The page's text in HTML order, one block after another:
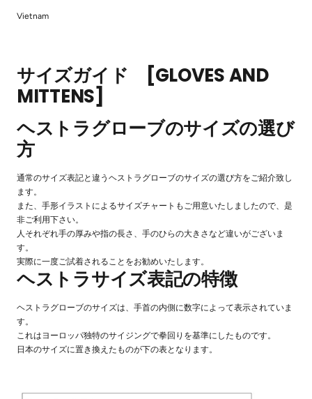
Vietnam
サイズガイド [GLOVES AND
MITTENS]
ヘストラグローブのサイズの選び
方
通常のサイズ表記と違うヘストラグローブのサイズの選び方をご紹介致し
ます。
また、手形イラストによるサイズチャートもご用意いたしましたので、是
非ご利用下さい。
人それぞれ手の厚みや指の長さ、手のひらの大きさなど違いがございま
す。
実際に一度ご試着されることをお勧めいたします。
ヘストラサイズ表記の特徴
ヘストラグローブのサイズは、手首の内側に数字によって表示されていま
す。
これはヨーロッパ独特のサイジングで拳回りを基準にしたものです。
日本のサイズに置き換えたものが下の表となります。